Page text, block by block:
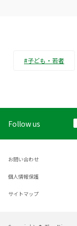
#子ども・若者
Follow us
お問い合わせ
個人情報保護
サイトマップ